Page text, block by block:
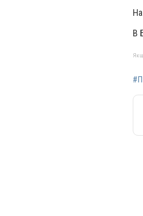
В